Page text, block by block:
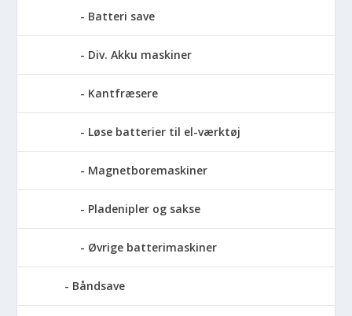
Batteri save
Div. Akku maskiner
Kantfræsere
Løse batterier til el-værktøj
Magnetboremaskiner
Pladenipler og sakse
Øvrige batterimaskiner
Båndsave